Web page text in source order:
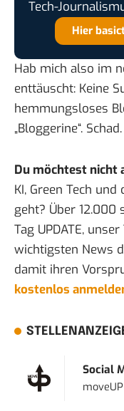
Tech-
Hier
Hab mich also im
enttäuscht: Keine
hemmungsloses
„Bloggerine“.
Du möchtest nicht
KI, Green Tech
geht? Über 12.000
Tag UPDATE,
wichtigsten News
damit ihren
kostenlos
Social